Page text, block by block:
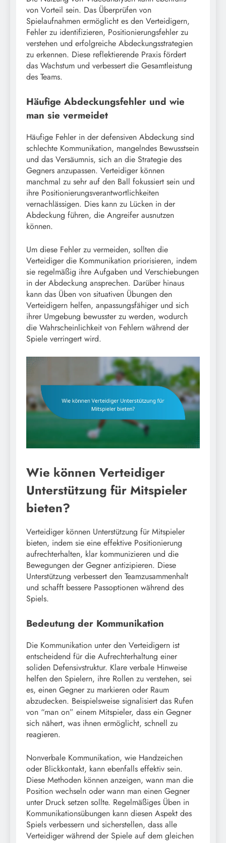
von Vorteil sein. Das Überprüfen von
Spielaufnahmen ermöglicht es den Verteidigern,
Fehler zu identifizieren, Positionierungsfehler zu
verstehen und erfolgreiche Abdeckungsstrategien
zu erkennen. Diese reflektierende Praxis fördert
das Wachstum und verbessert die Gesamtleistung
des Teams.
Häufige Abdeckungsfehler und wie
man sie vermeidet
Häufige Fehler in der defensiven Abdeckung sind
schlechte Kommunikation, mangelndes Bewusstsein
und das Versäumnis, sich an die Strategie des
Gegners anzupassen. Verteidiger können
manchmal zu sehr auf den Ball fokussiert sein und
ihre Positionierungsverantwortlichkeiten
vernachlässigen. Dies kann zu Lücken in der
Abdeckung führen, die Angreifer ausnutzen
können.
Um diese Fehler zu vermeiden, sollten die
Verteidiger die Kommunikation priorisieren, indem
sie regelmäßig ihre Aufgaben und Verschiebungen
in der Abdeckung ansprechen. Darüber hinaus
kann das Üben von situativen Übungen den
Verteidigern helfen, anpassungsfähiger und sich
ihrer Umgebung bewusster zu werden, wodurch
die Wahrscheinlichkeit von Fehlern während der
Spiele verringert wird.
Wie können Verteidiger
Unterstützung für Mitspieler
bieten?
Verteidiger können Unterstützung für Mitspieler
bieten, indem sie eine effektive Positionierung
aufrechterhalten, klar kommunizieren und die
Bewegungen der Gegner antizipieren. Diese
Unterstützung verbessert den Teamzusammenhalt
und schafft bessere Passoptionen während des
Spiels.
Bedeutung der Kommunikation
Die Kommunikation unter den Verteidigern ist
entscheidend für die Aufrechterhaltung einer
soliden Defensivstruktur. Klare verbale Hinweise
helfen den Spielern, ihre Rollen zu verstehen, sei
es, einen Gegner zu markieren oder Raum
abzudecken. Beispielsweise signalisiert das Rufen
von “man on” einem Mitspieler, dass ein Gegner
sich nähert, was ihnen ermöglicht, schnell zu
reagieren.
Nonverbale Kommunikation, wie Handzeichen
oder Blickkontakt, kann ebenfalls effektiv sein.
Diese Methoden können anzeigen, wann man die
Position wechseln oder wann man einen Gegner
unter Druck setzen sollte. Regelmäßiges Üben in
Kommunikationsübungen kann diesen Aspekt des
Spiels verbessern und sicherstellen, dass alle
Verteidiger während der Spiele auf dem gleichen